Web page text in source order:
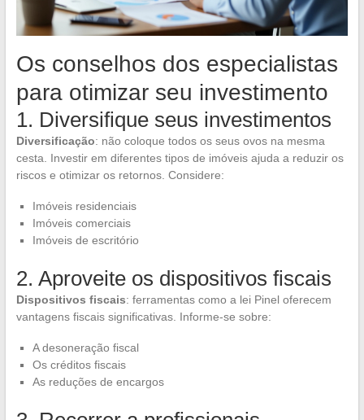
Os conselhos dos especialistas
para otimizar seu investimento
1. Diversifique seus investimentos
Diversificação: não coloque todos os seus ovos na mesma
cesta. Investir em diferentes tipos de imóveis ajuda a reduzir os
riscos e otimizar os retornos. Considere:
Imóveis residenciais
Imóveis comerciais
Imóveis de escritório
2. Aproveite os dispositivos fiscais
Dispositivos fiscais: ferramentas como a lei Pinel oferecem
vantagens fiscais significativas. Informe-se sobre:
A desoneração fiscal
Os créditos fiscais
As reduções de encargos